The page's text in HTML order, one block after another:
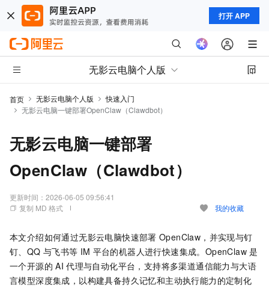
打开 APP
无影云电脑个人版
首页 无影云电脑个人版
快速入门
无影云电脑一键部署OpenClaw（Clawdbot）
无影云电脑一键部署
OpenClaw（Clawdbot）
更新时间： 2026-06-05 09:56:41
复制 MD 格式
我的收藏
本文介绍如何通过无影云电脑快速部署 OpenClaw，并实现与钉
钉、QQ 与飞书等 IM 平台的机器人进行快速集成。OpenClaw 是
一个开源的 AI 代理与自动化平台，支持将多渠道通信能力与大语
言模型深度集成，以构建具备持久记忆和主动执行能力的定制化